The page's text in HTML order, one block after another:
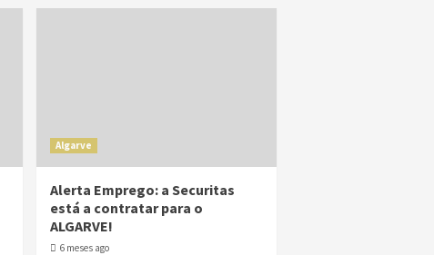
Algarve
Alerta Emprego: a Securitas
está a contratar para o
ALGARVE!
6 meses ago